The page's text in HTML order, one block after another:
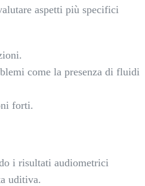
aspetti più specifici
come la presenza di fluidi
forti.
i risultati audiometrici
uditiva.